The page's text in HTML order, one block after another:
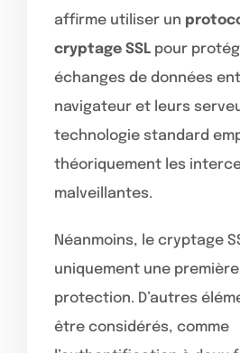
affirme utiliser un
cryptage SSL pour
échanges de données
navigateur et leurs
technologie standard
théoriquement les
malveillantes.
Néanmoins, le cryptage
uniquement une
protection. D’autres
être considérés, comme